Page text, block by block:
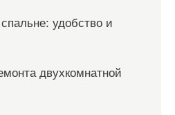
удобство и
двухкомнатной